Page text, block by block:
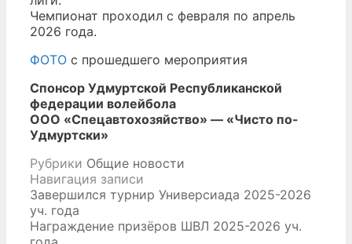
Чемпионат проходил с февраля по апрель
2026 года.
ФОТО с прошедшего мероприятия
Спонсор Удмуртской Республиканской
федерации волейбола
ООО «Спецавтохозяйство» — «Чисто по-
Удмуртски»
Рубрики Общие новости
Навигация записи
Завершился турнир Универсиада 2025-2026
уч. года
Награждение призёров ШВЛ 2025-2026 уч.